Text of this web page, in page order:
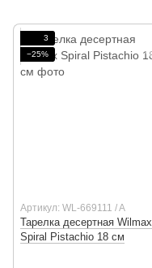
3
−25%
Артикул: WL-669111 / A
Тарелка десертная Wilmax
Spiral Pistachio 18 см